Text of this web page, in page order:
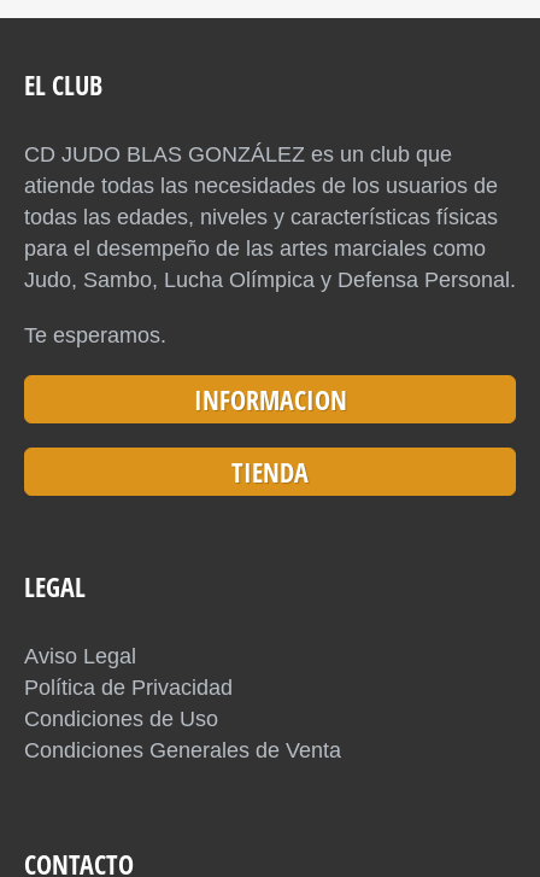
EL CLUB
CD JUDO BLAS GONZÁLEZ es un club que
atiende todas las necesidades de los usuarios de
todas las edades, niveles y características físicas
para el desempeño de las artes marciales como
Judo, Sambo, Lucha Olímpica y Defensa Personal.
Te esperamos.
INFORMACION
TIENDA
LEGAL
Aviso Legal
Política de Privacidad
Condiciones de Uso
Condiciones Generales de Venta
CONTACTO